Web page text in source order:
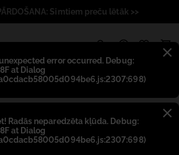
error occurred. Debug:
at Dialog
Radās neparedzēta kļūda. Debug:
at Dialog
Simtiem preču lētāk >>